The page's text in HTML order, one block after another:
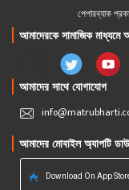
পেপারব্যাক
আমাদেরকে সামাজিক
আমাদের সাথে যোগাযোগ
আমাদের মোবাইল অ্যাপটি
Download On App